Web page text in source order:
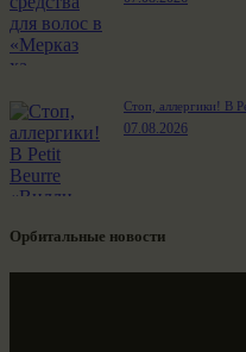
Стоп, аллергики! В
07.08.2026
Орбитальные новости